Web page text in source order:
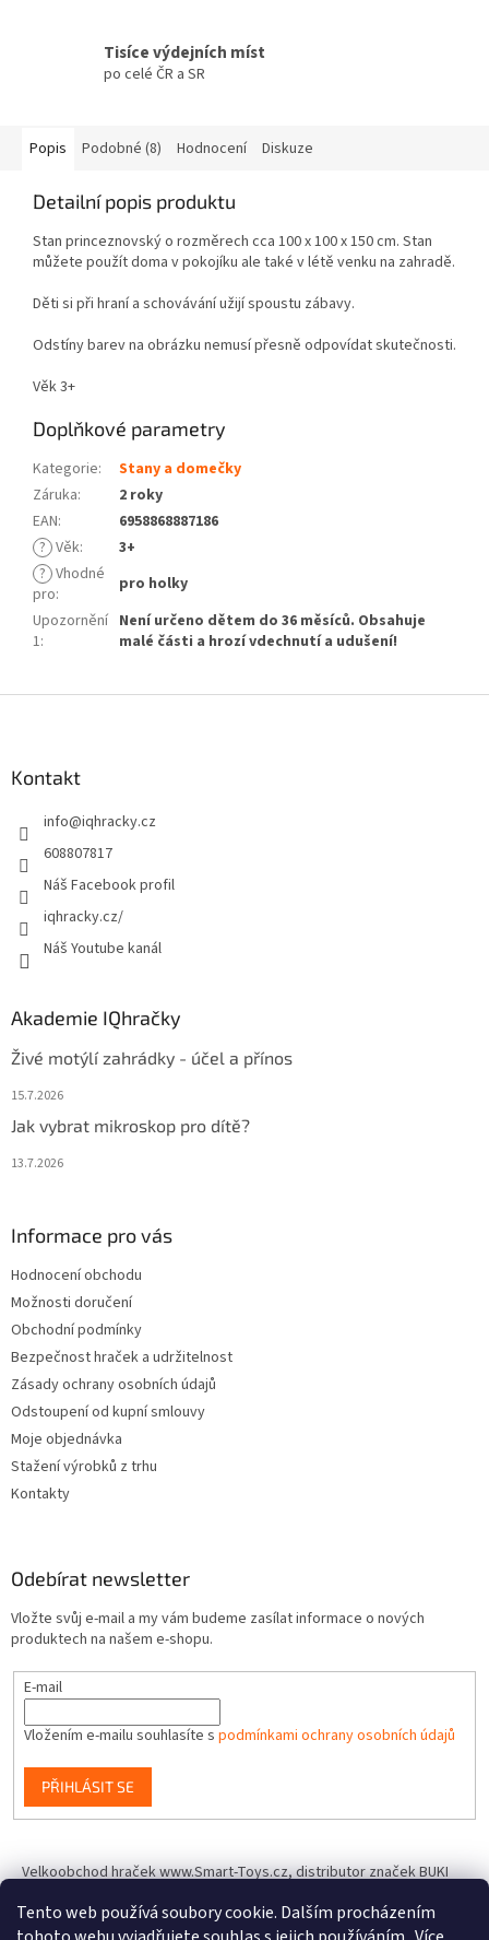
Tento web používá soubory cookie. Dalším procházením
Tisíce výdejních míst
po celé ČR a SR
Popis Podobné (8) Hodnocení Diskuze
Detailní popis produktu
Stan princeznovský o rozměrech cca 100 x 100 x 150 cm. Stan
můžete použít doma v pokojíku ale také v létě venku na zahradě.
Děti si při hraní a schovávání užijí spoustu zábavy.
Odstíny barev na obrázku nemusí přesně odpovídat skutečnosti.
Věk 3+
Doplňkové parametry
Kategorie:
Stany a domečky
Záruka:
2 roky
EAN:
6958868887186
? Věk:
3+
? Vhodné
pro:
pro holky
Upozornění
1:
Není určeno dětem do 36 měsíců. Obsahuje
malé části a hrozí vdechnutí a udušení!
Kontakt
info@iqhracky.cz
608807817
Náš Facebook profil
iqhracky.cz/
Náš Youtube kanál
Akademie IQhračky
Živé motýlí zahrádky - účel a přínos
15.7.2026
Jak vybrat mikroskop pro dítě?
13.7.2026
Informace pro vás
Hodnocení obchodu
Možnosti doručení
Obchodní podmínky
Bezpečnost hraček a udržitelnost
Zásady ochrany osobních údajů
Odstoupení od kupní smlouvy
Moje objednávka
Stažení výrobků z trhu
Kontakty
Odebírat newsletter
Vložte svůj e-mail a my vám budeme zasílat informace o nových
produktech na našem e-shopu.
E-mail
Vložením e-mailu souhlasíte s podmínkami ochrany osobních údajů
PŘIHLÁSIT SE
Velkoobchod hraček www.Smart-Toys.cz, distributor značek BUKI